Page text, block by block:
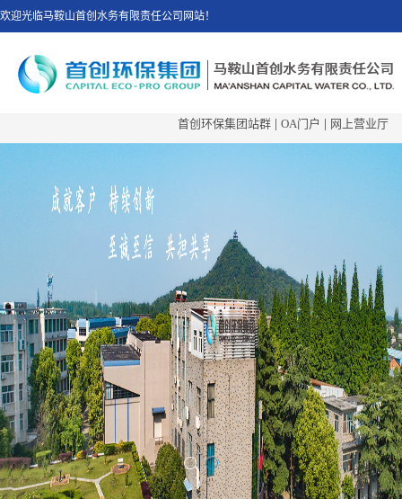
欢迎光临马鞍山首创水务有限责任公司网站！
首创环保集团站群 OA门户 网上营业厅